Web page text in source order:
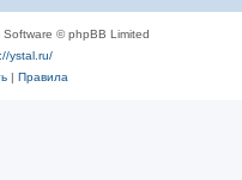
Software © phpBB Limited
ystal.ru/
| Правила